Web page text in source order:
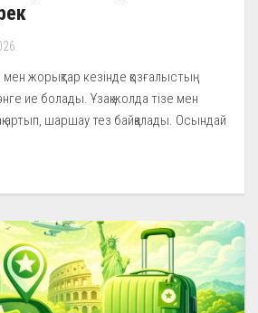
жорықтар кезінде қозғалыстың
ие болады. Ұзақ жолда тізе мен
артып, шаршау тез байқалады. Осындай